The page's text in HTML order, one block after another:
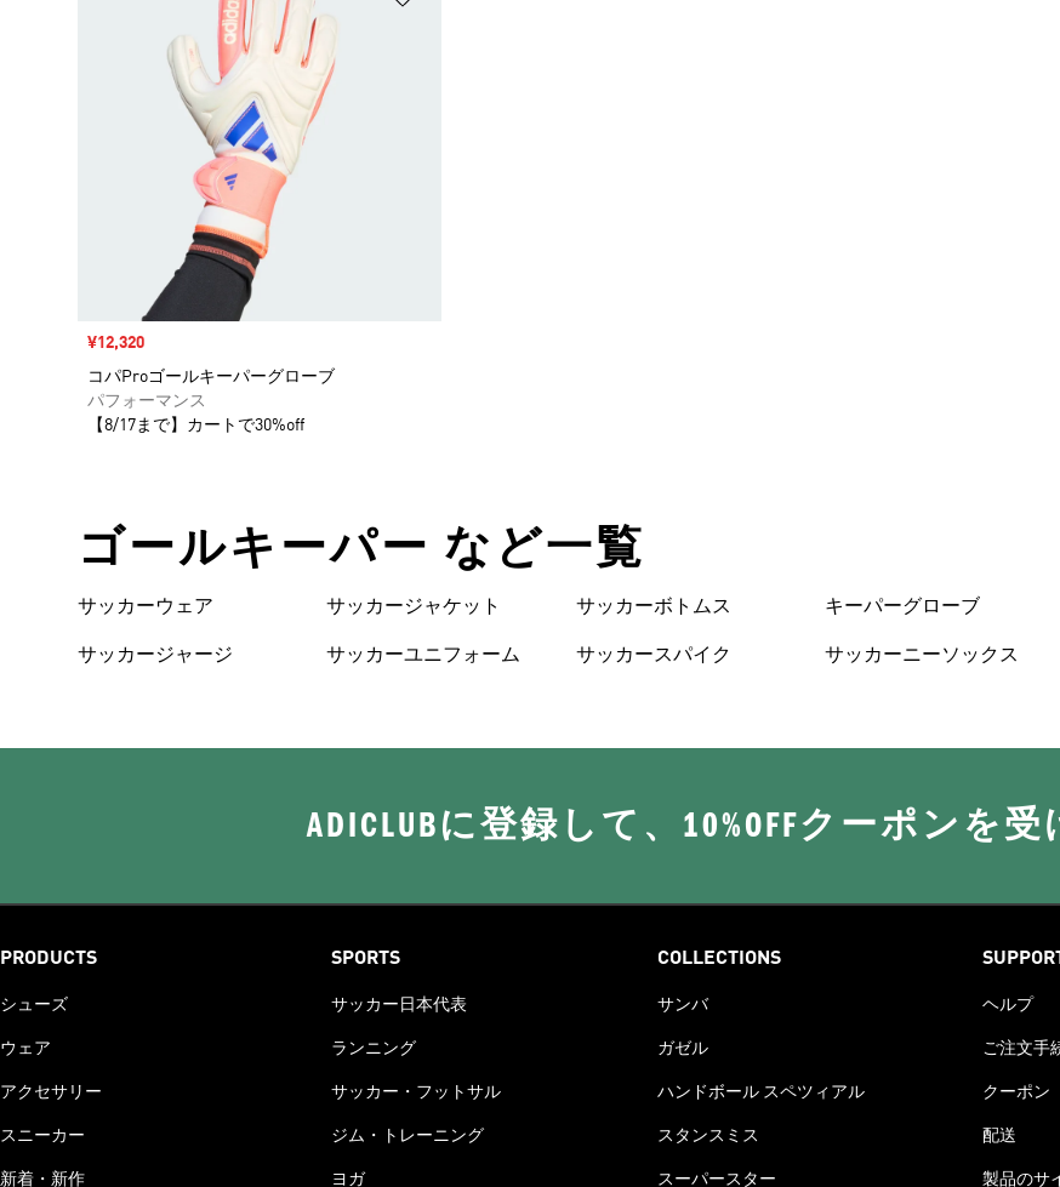
セール価格
¥12,320
コパProゴールキーパーグローブ
パフォーマンス
【8/17まで】カートで30%off
ゴールキーパー など一覧
サッカーウェア
サッカージャージ
サッカージャケット
サッカーユニフォーム
サッカーボトムス
サッカースパイク
キーパーグローブ
サッカーニーソックス
ADICLUBに登録して、10%OFFクーポンを
PRODUCTS
シューズ
ウェア
アクセサリー
スニーカー
新着・新作
SPORTS
サッカー日本代表
ランニング
サッカー・フットサル
ジム・トレーニング
ヨガ
COLLECTIONS
サンバ
ガゼル
ハンドボール スペツィアル
スタンスミス
スーパースター
ヘルプ
ご注文手
クーポン
配送
製品のサ